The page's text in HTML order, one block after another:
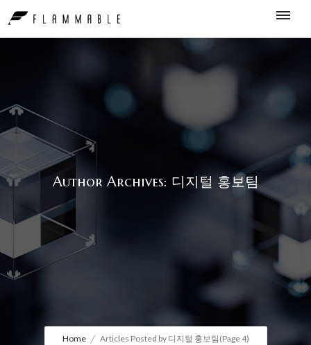
Author Archives: 디지털 홍보팀
Home Articles Posted by 디지털 홍보팀 (Page 4)